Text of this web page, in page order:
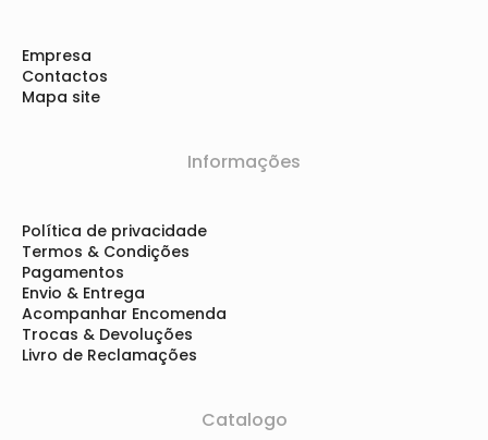
Empresa
Contactos
Mapa site
Informações
Política de privacidade
Termos & Condições
Pagamentos
Envio & Entrega
Acompanhar Encomenda
Trocas & Devoluções
Livro de Reclamações
Catalogo